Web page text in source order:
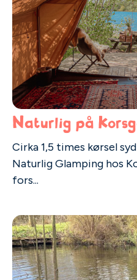
Naturlig på
Cirka 1,5 times kørsel
Naturlig Glamping hos
fors...